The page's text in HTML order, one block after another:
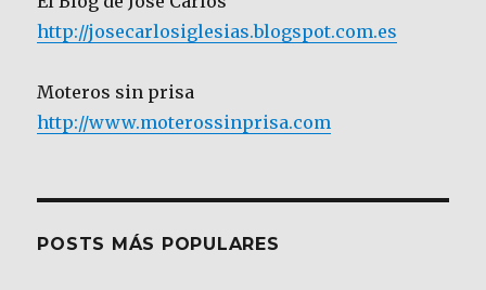
http://josecarlosiglesias.blogspot.com.es
Moteros sin prisa
http://www.moterossinprisa.com
POSTS MÁS POPULARES